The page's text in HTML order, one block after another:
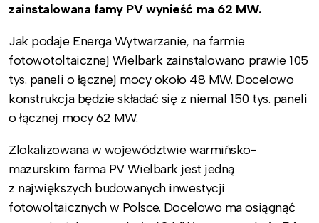
zainstalowana famy PV wynieść ma 62 MW.
Jak podaje Energa Wytwarzanie, na farmie
fotowotoltaicznej Wielbark zainstalowano prawie 105
tys. paneli o łącznej mocy około 48 MW. Docelowo
konstrukcja będzie składać się z niemal 150 tys. paneli
o łącznej mocy 62 MW.
Zlokalizowana w województwie warmińsko-
mazurskim farma PV Wielbark jest jedną
z największych budowanych inwestycji
fotowoltaicznych w Polsce. Docelowo ma osiągnąć